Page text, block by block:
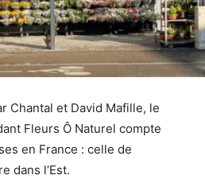
Chantal et David Mafille, le
Fleurs Ô Naturel compte
en France : celle de
dans l’Est.